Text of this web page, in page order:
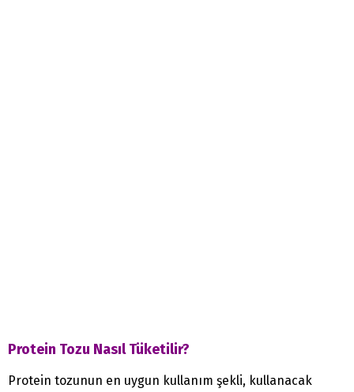
Protein Tozu Nasıl Tüketilir?
Protein tozunun en uygun kullanım şekli, kullanacak